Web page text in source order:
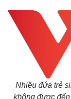
Nhiều đứa trẻ
không được